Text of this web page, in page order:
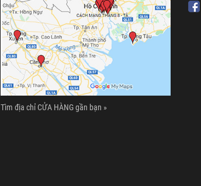
Tìm địa chỉ CỬA HÀNG gần bạn »